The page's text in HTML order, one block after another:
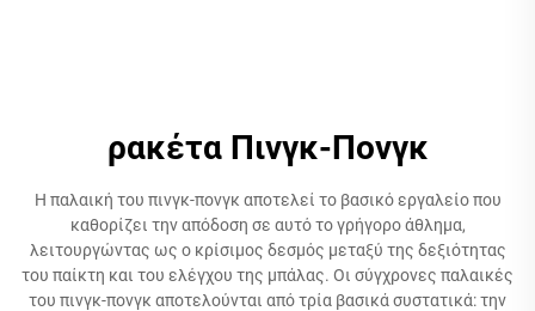
ρακέτα Πινγκ-Πονγκ
Η παλαική του πινγκ-πονγκ αποτελεί το βασικό εργαλείο που
καθορίζει την απόδοση σε αυτό το γρήγορο άθλημα,
λειτουργώντας ως ο κρίσιμος δεσμός μεταξύ της δεξιότητας
του παίκτη και του ελέγχου της μπάλας. Οι σύγχρονες παλαικές
του πινγκ-πονγκ αποτελούνται από τρία βασικά συστατικά: την